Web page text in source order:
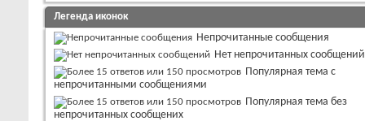
Легенда иконок
Непрочитанные сообщения
Нет непрочитанных сообщений
Популярная тема с
непрочитанными сообщениями
Популярная тема без
непрочитанных сообщених